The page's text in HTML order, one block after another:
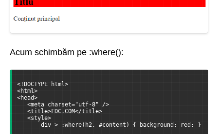
Acum schimbăm pe :where():
<!DOCTYPE html>
<html>
<head>
<meta charset="utf-8" />
<title>FDC.COM</title>
<style>
div > :where(h2, #content) { background: red; }